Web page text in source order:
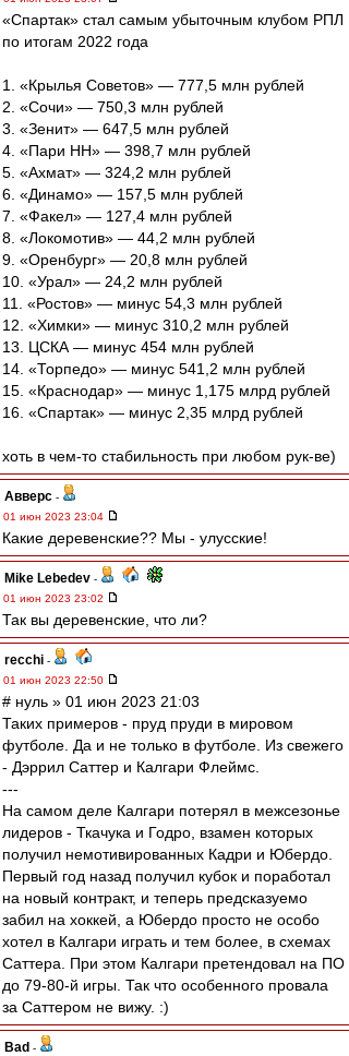
«Спартак» стал самым убыточным клубом РПЛ
по итогам 2022 года
1. «Крылья Советов» — 777,5 млн рублей
2. «Сочи» — 750,3 млн рублей
3. «Зенит» — 647,5 млн рублей
4. «Пари НН» — 398,7 млн рублей
5. «Ахмат» — 324,2 млн рублей
6. «Динамо» — 157,5 млн рублей
7. «Факел» — 127,4 млн рублей
8. «Локомотив» — 44,2 млн рублей
9. «Оренбург» — 20,8 млн рублей
10. «Урал» — 24,2 млн рублей
11. «Ростов» — минус 54,3 млн рублей
12. «Химки» — минус 310,2 млн рублей
13. ЦСКА — минус 454 млн рублей
14. «Торпедо» — минус 541,2 млн рублей
15. «Краснодар» — минус 1,175 млрд рублей
16. «Спартак» — минус 2,35 млрд рублей
хоть в чем-то стабильность при любом рук-ве)
Авверс -
01 июн 2023 23:04
Какие деревенские?? Мы - улусские!
Mike Lebedev -
01 июн 2023 23:02
Так вы деревенские, что ли?
recchi -
01 июн 2023 22:50
# нуль » 01 июн 2023 21:03
Таких примеров - пруд пруди в мировом
футболе. Да и не только в футболе. Из свежего
- Дэррил Саттер и Калгари Флеймс.
---
На самом деле Калгари потерял в межсезонье
лидеров - Ткачука и Годро, взамен которых
получил немотивированных Кадри и Юбердо.
Первый год назад получил кубок и поработал
на новый контракт, и теперь предсказуемо
забил на хоккей, а Юбердо просто не особо
хотел в Калгари играть и тем более, в схемах
Саттера. При этом Калгари претендовал на ПО
до 79-80-й игры. Так что особенного провала
за Саттером не вижу. :)
Bad -